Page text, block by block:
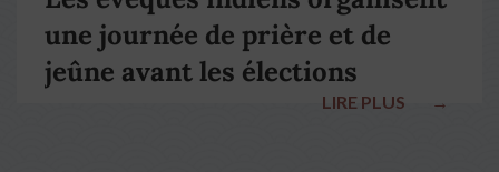
une journée de prière et de
jeûne avant les élections
LIRE PLUS →